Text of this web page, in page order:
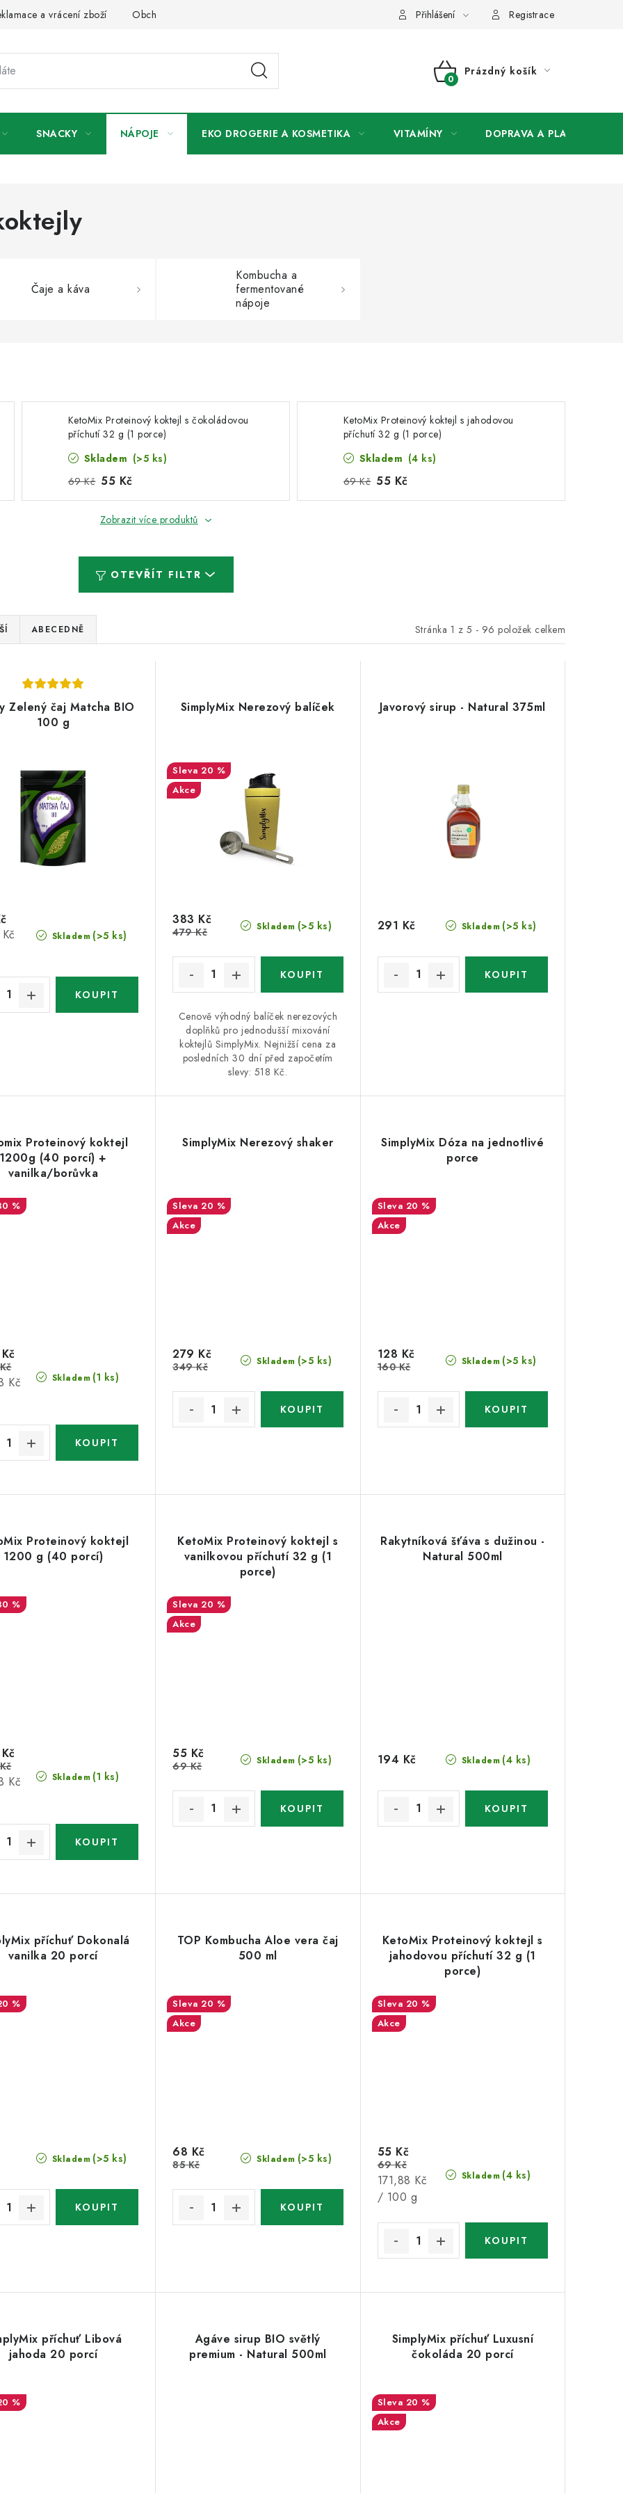
a vrácení zboží Obchodní podmínky Přihlášení Registrace
NÁKUPNÍ
Prázdný košík
SNACKY NÁPOJE EKO DROGERIE A KOSMETIKA VITAMÍNY DOPRAVA A PLATBA
Čaje a káva
Kombucha a
fermentované
nápoje
KetoMix Proteinový koktejl s čokoládovou
příchutí 32 g (1 porce)
Skladem (>5 ks)
69 Kč 55 Kč
KetoMix Proteinový koktejl s jahodovou
příchutí 32 g (1 porce)
Skladem (4 ks)
69 Kč 55 Kč
Zobrazit více produktů
OTEVŘÍT FILTR
Stránka 1 z 5 - 96 položek celkem
ABECEDNĚ
Zelený čaj Matcha BIO
100 g
Skladem (>5 ks)
SimplyMix Nerezový balíček
20 %
Akce
Skladem (>5 ks)
383 Kč
479 Kč
Cenově výhodný balíček nerezových
doplňků pro jednodušší mixování
koktejlů SimplyMix. Nejnižší cena za
posledních 30 dní před započetím
slevy: 518 Kč.
Javorový sirup - Natural 375ml
Skladem (>5 ks)
291 Kč
Proteinový koktejl
1200g (40 porcí) +
vanilka/borůvka
%
Skladem (1 ks)
Kč
SimplyMix Nerezový shaker
20 %
Akce
Skladem (>5 ks)
279 Kč
349 Kč
SimplyMix Dóza na jednotlivé
porce
20 %
Akce
Skladem (>5 ks)
128 Kč
160 Kč
Proteinový koktejl
1200 g (40 porcí)
%
Skladem (1 ks)
Kč
KetoMix Proteinový koktejl s
vanilkovou příchutí 32 g (1
porce)
20 %
Akce
Skladem (>5 ks)
55 Kč
69 Kč
Rakytníková šťáva s dužinou -
Natural 500ml
Skladem (4 ks)
194 Kč
příchuť Dokonalá
vanilka 20 porcí
%
Skladem (>5 ks)
TOP Kombucha Aloe vera čaj
500 ml
20 %
Akce
Skladem (>5 ks)
68 Kč
85 Kč
KetoMix Proteinový koktejl s
jahodovou příchutí 32 g (1
porce)
20 %
Akce
Skladem (4 ks)
55 Kč
69 Kč
Měrná
cena:
171,88 Kč
/ 100 g
příchuť Libová
jahoda 20 porcí
%
Agáve sirup BIO světlý
premium - Natural 500ml
SimplyMix příchuť Luxusní
čokoláda 20 porcí
20 %
Akce